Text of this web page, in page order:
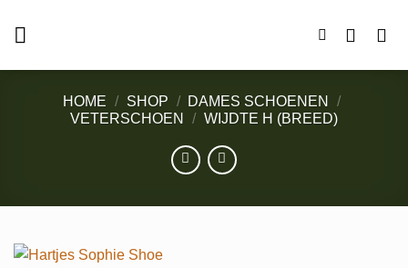
naar
HOME / SHOP / DAMES SCHOENEN
/
VETERSCHOEN
/ WIJDTE H (BREED)